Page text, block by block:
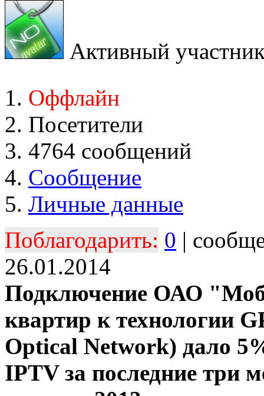
Активный
Оффлайн
Посетители
4764 сообщений
Сообщение
Личные данные
Поблагодарить: 0 |
26.01.2014
Подключение ОАО
квартир к технологии
Optical Network) дало
IPTV за последние три